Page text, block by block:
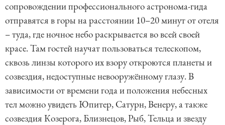
сопровождении профессионального астронома-гида
отправятся в горы на расстоянии 10–20 минут от отеля
– туда, где ночное небо раскрывается во всей своей
красе. Там гостей научат пользоваться телескопом,
сквозь линзы которого их взору откроются планеты и
созвездия, недоступные невооружённому глазу. В
зависимости от времени года и положения небесных
тел можно увидеть Юпитер, Сатурн, Венеру, а также
созвездия Козерога, Близнецов, Рыб, Тельца и звезду